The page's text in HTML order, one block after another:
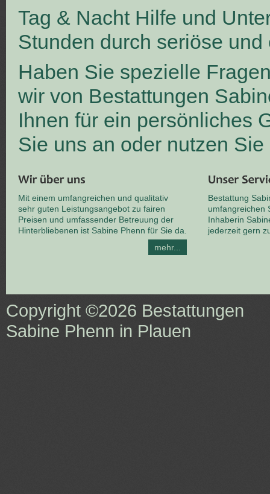
Tag & Nacht Hilfe und
Stunden durch seriöse
Haben Sie spezielle
wir von Bestattungen
Ihnen für ein persönliches
Sie uns an oder nutzen
Mit einem umfangreichen und qualitativ
sehr guten Leistungsangebot zu fairen
Preisen und umfassender Betreuung der
Hinterbliebenen ist Sabine Phenn für Sie da.
mehr...
Bestattung
umfangreichen
Inhaberin
jederzeit gern
Copyright ©2026 Bestattungen
Sabine Phenn in Plauen